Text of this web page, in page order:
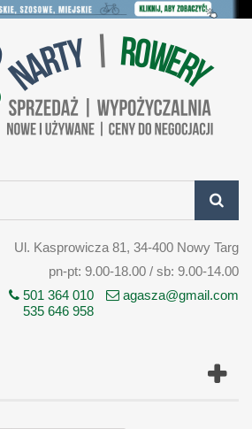
Ul. Kasprowicza 81, 34-400 Nowy Targ
pn-pt: 9.00-18.00 / sb: 9.00-14.00
501 364 010
535 646 958
agasza@gmail.com